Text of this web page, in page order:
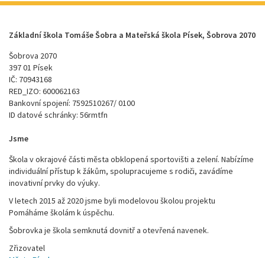
Základní škola Tomáše Šobra a Mateřská škola Písek, Šobrova 2070
Šobrova 2070
397 01 Písek
IČ: 70943168
RED_IZO: 600062163
Bankovní spojení: 7592510267/ 0100
ID datové schránky: 56rmtfn
Jsme
Škola v okrajové části města obklopená sportovišti a zelení. Nabízíme
individuální přístup k žákům, spolupracujeme s rodiči, zavádíme
inovativní prvky do výuky.
V letech 2015 až 2020 jsme byli modelovou školou projektu
Pomáháme školám k úspěchu.
Šobrovka je škola semknutá dovnitř a otevřená navenek.
Zřizovatel